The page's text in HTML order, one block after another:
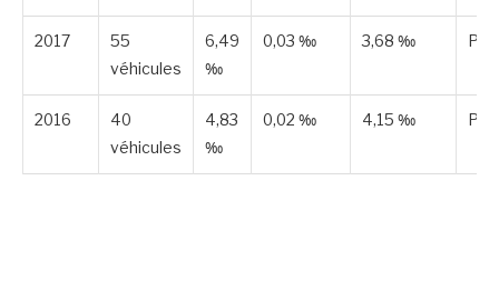
2017
55
véhicules
6,49
‰
0,03 ‰ 3,68 ‰
2016
40
véhicules
4,83
‰
0,02 ‰ 4,15 ‰